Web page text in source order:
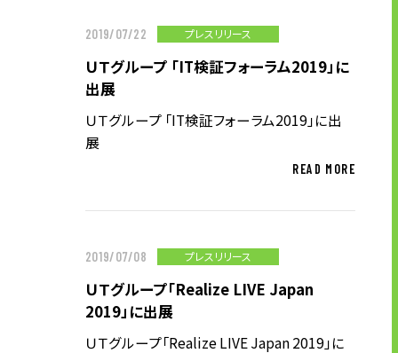
お問い合わせ・ご相談
人材派遣・請負に関して
WEB お問い合わせ
資料請求
中途採用に関して
U-LIFE
2019/07/22 プレスリリース
ＵＴグループ 「IT検証フォーラム2019」に
出展
ＵＴグループ 「IT検証フォーラム2019」に出
展
READ MORE
2019/07/08 プレスリリース
ＵＴグループ「Realize LIVE Japan
2019」に出展
ＵＴグループ「Realize LIVE Japan 2019」に